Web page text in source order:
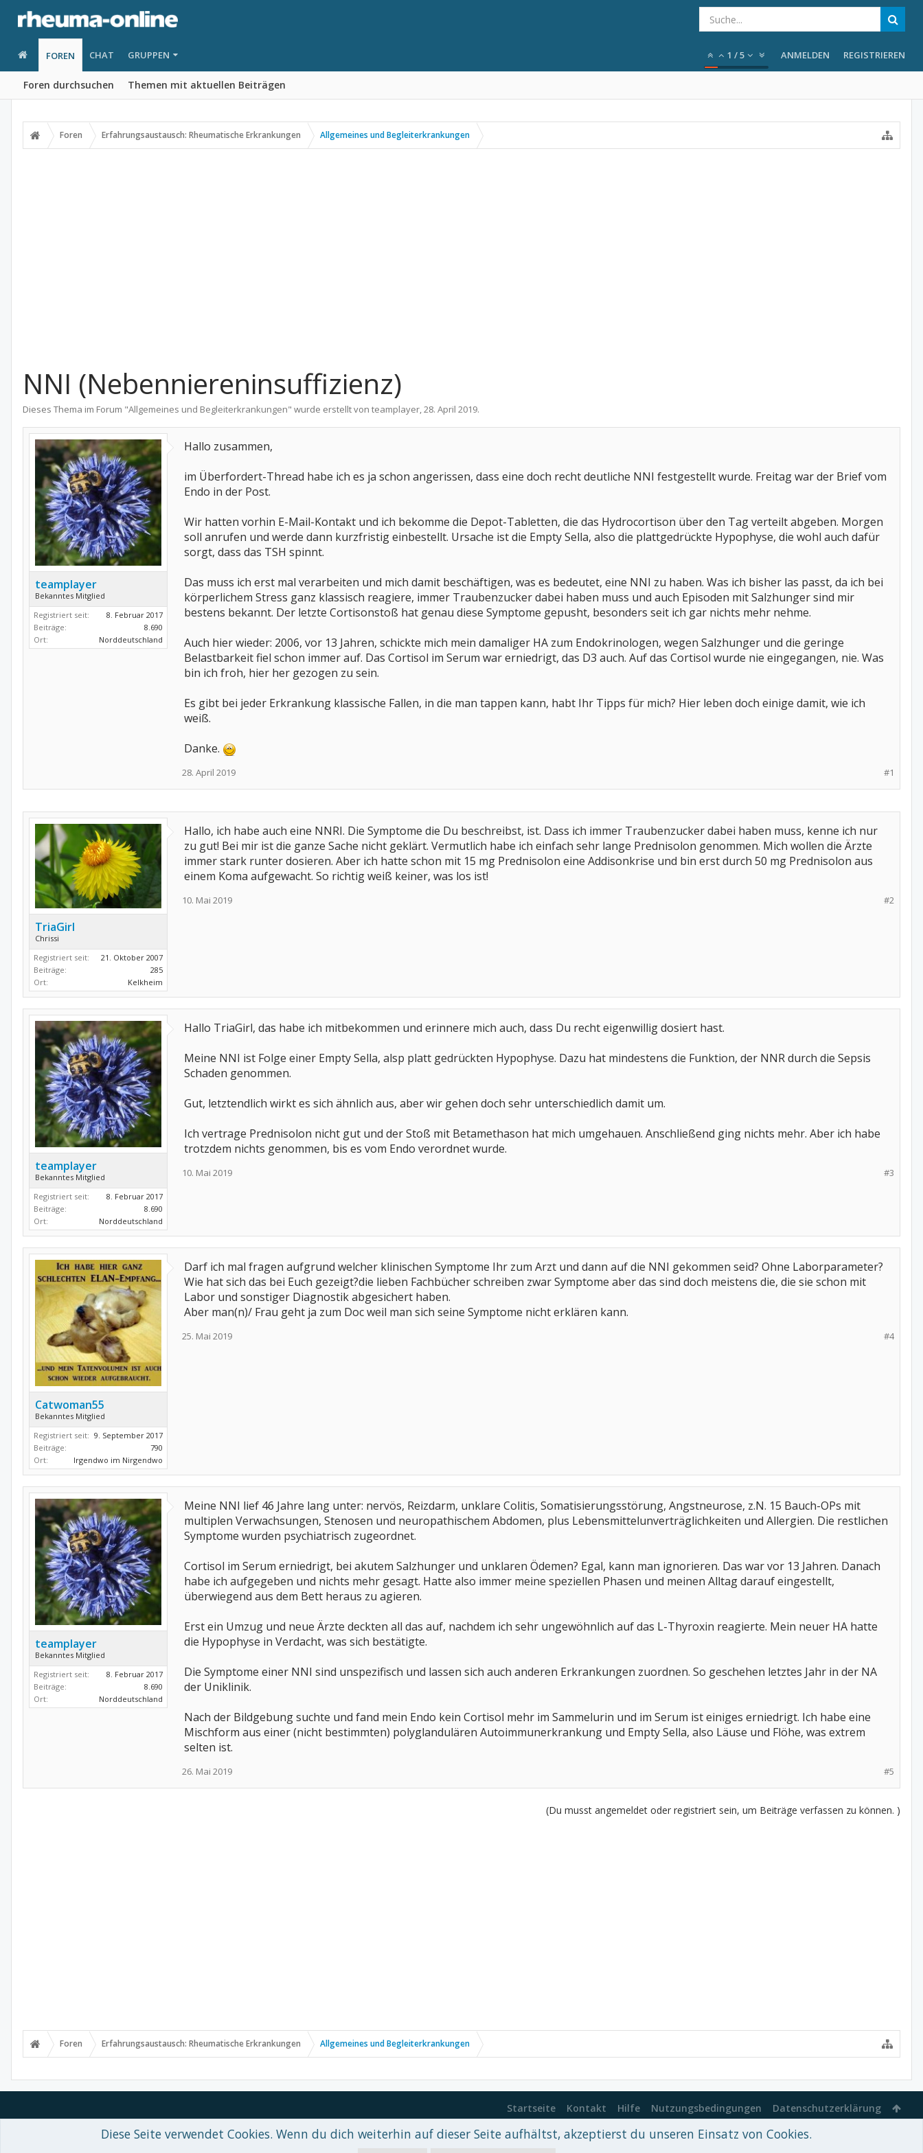
FOREN
Foren durchsuchen Themen mit aktuellen Beiträgen
CHAT GRUPPEN 1 /5 ANMELDEN REGISTRIEREN
Foren Erfahrungsaustausch: Rheumatische Erkrankungen Allgemeines und Begleiterkrankungen
NNI (Nebenniereninsuffizienz)
Dieses Thema im Forum "Allgemeines und Begleiterkrankungen" wurde erstellt von teamplayer,28. April 2019.
teamplayer
Bekanntes Mitglied
Registriert seit:
8. Februar 2017
Beiträge:
8.690
Ort:
Norddeutschland
Hallo zusammen,
im Überfordert-Thread habe ich es ja schon angerissen, dass eine doch recht deutliche NNI festgestellt wurde. Freitag war der Brief vom
Endo in der Post.
Wir hatten vorhin E-Mail-Kontakt und ich bekomme die Depot-Tabletten, die das Hydrocortison über den Tag verteilt abgeben. Morgen
soll anrufen und werde dann kurzfristig einbestellt. Ursache ist die Empty Sella, also die plattgedrückte Hypophyse, die wohl auch dafür
sorgt, dass das TSH spinnt.
Das muss ich erst mal verarbeiten und mich damit beschäftigen, was es bedeutet, eine NNI zu haben. Was ich bisher las passt, da ich bei
körperlichem Stress ganz klassisch reagiere, immer Traubenzucker dabei haben muss und auch Episoden mit Salzhunger sind mir
bestens bekannt. Der letzte Cortisonstoß hat genau diese Symptome gepusht, besonders seit ich gar nichts mehr nehme.
Auch hier wieder: 2006, vor 13 Jahren, schickte mich mein damaliger HA zum Endokrinologen, wegen Salzhunger und die geringe
Belastbarkeit fiel schon immer auf. Das Cortisol im Serum war erniedrigt, das D3 auch. Auf das Cortisol wurde nie eingegangen, nie. Was
bin ich froh, hier her gezogen zu sein.
Es gibt bei jeder Erkrankung klassische Fallen, in die man tappen kann, habt Ihr Tipps für mich? Hier leben doch einige damit, wie ich
weiß.
Danke.
#1
28. April 2019
TriaGirl
Chrissi
Registriert seit:
21. Oktober 2007
Beiträge:
285
Ort:
Kelkheim
Hallo, ich habe auch eine NNRI. Die Symptome die Du beschreibst, ist. Dass ich immer Traubenzucker dabei haben muss, kenne ich nur
zu gut! Bei mir ist die ganze Sache nicht geklärt. Vermutlich habe ich einfach sehr lange Prednisolon genommen. Mich wollen die Ärzte
immer stark runter dosieren. Aber ich hatte schon mit 15 mg Prednisolon eine Addisonkrise und bin erst durch 50 mg Prednisolon aus
einem Koma aufgewacht. So richtig weiß keiner, was los ist!
#2
10. Mai 2019
teamplayer
Bekanntes Mitglied
Registriert seit:
8. Februar 2017
Beiträge:
8.690
Ort:
Norddeutschland
Hallo TriaGirl, das habe ich mitbekommen und erinnere mich auch, dass Du recht eigenwillig dosiert hast.
Meine NNI ist Folge einer Empty Sella, alsp platt gedrückten Hypophyse. Dazu hat mindestens die Funktion, der NNR durch die Sepsis
Schaden genommen.
Gut, letztendlich wirkt es sich ähnlich aus, aber wir gehen doch sehr unterschiedlich damit um.
Ich vertrage Prednisolon nicht gut und der Stoß mit Betamethason hat mich umgehauen. Anschließend ging nichts mehr. Aber ich habe
trotzdem nichts genommen, bis es vom Endo verordnet wurde.
#3
10. Mai 2019
Catwoman55
Bekanntes Mitglied
Registriert seit: 9. September 2017
Beiträge:
790
Ort:
Irgendwo im Nirgendwo
Darf ich mal fragen aufgrund welcher klinischen Symptome Ihr zum Arzt und dann auf die NNI gekommen seid? Ohne Laborparameter?
Wie hat sich das bei Euch gezeigt?die lieben Fachbücher schreiben zwar Symptome aber das sind doch meistens die, die sie schon mit
Labor und sonstiger Diagnostik abgesichert haben.
Aber man(n)/ Frau geht ja zum Doc weil man sich seine Symptome nicht erklären kann.
#4
25. Mai 2019
teamplayer
Bekanntes Mitglied
Registriert seit:
8. Februar 2017
Beiträge:
8.690
Ort:
Norddeutschland
Meine NNI lief 46 Jahre lang unter: nervös, Reizdarm, unklare Colitis, Somatisierungsstörung, Angstneurose, z.N. 15 Bauch-OPs mit
multiplen Verwachsungen, Stenosen und neuropathischem Abdomen, plus Lebensmittelunverträglichkeiten und Allergien. Die restlichen
Symptome wurden psychiatrisch zugeordnet.
Cortisol im Serum erniedrigt, bei akutem Salzhunger und unklaren Ödemen? Egal, kann man ignorieren. Das war vor 13 Jahren. Danach
habe ich aufgegeben und nichts mehr gesagt. Hatte also immer meine speziellen Phasen und meinen Alltag darauf eingestellt,
überwiegend aus dem Bett heraus zu agieren.
Erst ein Umzug und neue Ärzte deckten all das auf, nachdem ich sehr ungewöhnlich auf das L-Thyroxin reagierte. Mein neuer HA hatte
die Hypophyse in Verdacht, was sich bestätigte.
Die Symptome einer NNI sind unspezifisch und lassen sich auch anderen Erkrankungen zuordnen. So geschehen letztes Jahr in der NA
der Uniklinik.
Nach der Bildgebung suchte und fand mein Endo kein Cortisol mehr im Sammelurin und im Serum ist einiges erniedrigt. Ich habe eine
Mischform aus einer (nicht bestimmten) polyglandulären Autoimmunerkrankung und Empty Sella, also Läuse und Flöhe, was extrem
selten ist.
#5
26. Mai 2019
(Du musst angemeldet oder registriert sein, um Beiträge verfassen zu können. )
Foren Erfahrungsaustausch: Rheumatische Erkrankungen Allgemeines und Begleiterkrankungen
Startseite Kontakt Hilfe Nutzungsbedingungen Datenschutzerklärung
Forum software by XenForo™© 2010-2018 XenForo Ltd.-Deutsch von xenDach©2010-2017
Diese Seite verwendet Cookies. Wenn du dich weiterhin auf dieser Seite aufhältst, akzeptierst du unseren Einsatz von Cookies.